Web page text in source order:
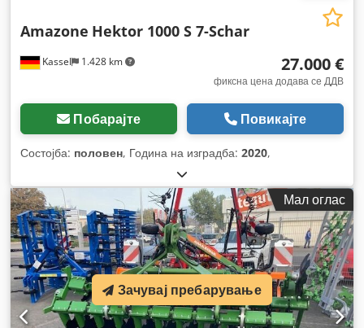
Kassel 1.428 km
Amazone Hektor 1000 S 7-Schar
27.000 €
фиксна цена додава се ДДВ
Побарајте Повикајте
Состојба: половен, Година на изградба: 2020,
Мал оглас
Зачувај пребарување